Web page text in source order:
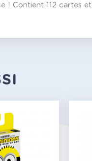
Contient 112 cartes